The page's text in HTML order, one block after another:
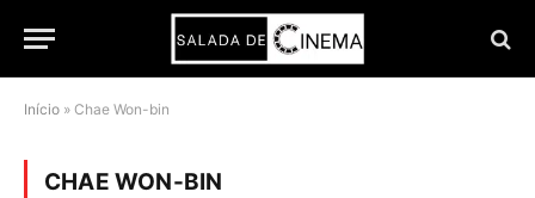
Início » Chae Won-bin
CHAE WON-BIN